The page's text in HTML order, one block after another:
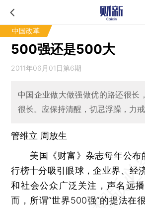
中国改革
500强还是500大
2011年06月01日第6期
中国企业做大做强做优的路还很长
很长。应保持清醒，切忌浮躁，力
管维立 周放生
美国《财富》杂志每年公布
行榜十分吸引眼球，企业界、经
和社会公众广泛关注，声名远
而，所谓“世界500强”的提法在